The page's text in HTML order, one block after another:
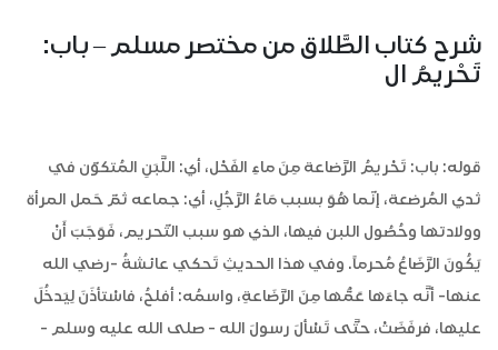
شرح كتاب الطَّلاق من مختصر مسلم – باب:
تَحْريمُ ال
قوله: باب: تَحْريمُ الرَّضاعة مِنَ ماءِ الفَحْل، أي: اللَّبَنِ المُتكوّن في
ثدي المُرضعة، إنّما هُوَ بسبب مَاءُ الرَّجُلِ، أي: جماعه ثمّ حَمل المرأة
وولادتها وحُصُول اللبن فيها، الذي هو سبب التّحريم، فَوَجَبَ أَنْ
يَكُونَ الرَّضَاعُ مُحرماً. وفي هذا الحديثِ تَحكي عائشةُ -رضي الله
عنها- أنَّه جاءَها عَمُّها مِنَ الرَّضَاعةِ، واسمُه: أفلحُ، فاسْتأذَنَ لِيَدخُلَ
عليها، فرفَضَتْ، حتَّى تَسْألَ رسولَ الله - صلى الله عليه وسلم -